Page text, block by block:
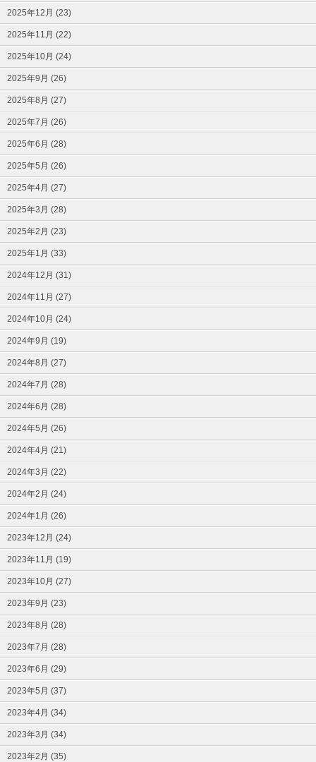
2025年12月 (23)
2025年11月 (22)
2025年10月 (24)
2025年9月 (26)
2025年8月 (27)
2025年7月 (26)
2025年6月 (28)
2025年5月 (26)
2025年4月 (27)
2025年3月 (28)
2025年2月 (23)
2025年1月 (33)
2024年12月 (31)
2024年11月 (27)
2024年10月 (24)
2024年9月 (19)
2024年8月 (27)
2024年7月 (28)
2024年6月 (28)
2024年5月 (26)
2024年4月 (21)
2024年3月 (22)
2024年2月 (24)
2024年1月 (26)
2023年12月 (24)
2023年11月 (19)
2023年10月 (27)
2023年9月 (23)
2023年8月 (28)
2023年7月 (28)
2023年6月 (29)
2023年5月 (37)
2023年4月 (34)
2023年3月 (34)
2023年2月 (35)